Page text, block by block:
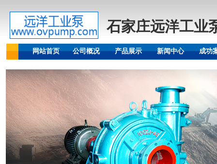
石家庄远洋工业
网站首页 公司概况 产品展示 新闻中心 成功